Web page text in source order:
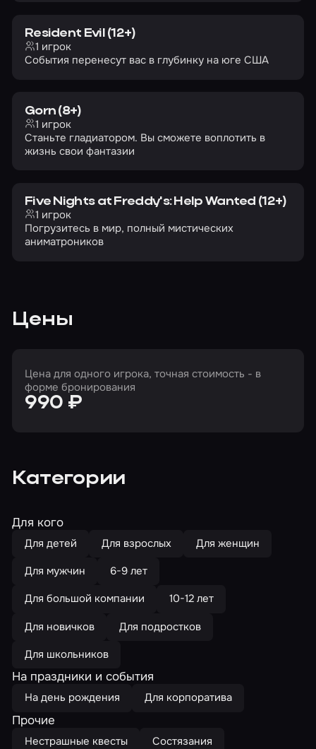
Resident Evil (12+)
1 игрок
События перенесут вас в глубинку на юге США
Gorn (8+)
1 игрок
Станьте гладиатором. Вы сможете воплотить в
жизнь свои фантазии
Five Nights at Freddy's: Help Wanted (12+)
1 игрок
Погрузитесь в мир, полный мистических
аниматроников
Цены
Цена для одного игрока, точная стоимость - в
форме бронирования
990 ₽
Категории
Для кого
Для детей Для взрослых
Для женщин
Для мужчин
6-9 лет
Для большой компании
10-12 лет
Для новичков
Для подростков
Для школьников
На праздники и события
На день рождения Для корпоратива
Прочие
Нестрашные квесты
Состязания